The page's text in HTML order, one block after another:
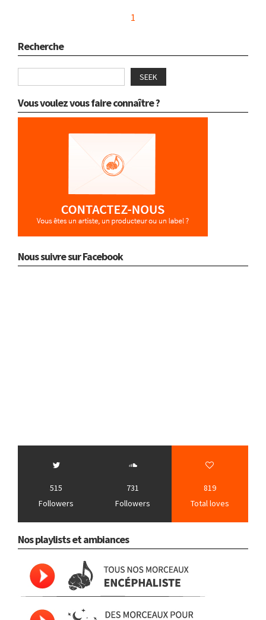
1
Recherche
SEEK
Vous voulez vous faire connaître ?
Nous suivre sur Facebook
515
Followers
731
Followers
819
Total loves
Nos playlists et ambiances